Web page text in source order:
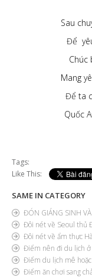
Sau
Để
Chúc
Mang
Để ta
Quốc
Tags:
Like This:
SAME IN CATEGORY
ĐÓN GIÁNG SINH
Đôi nét về Seoul thủ
Đôi nét về ẩm thực
Điểm nên đi du lịch
Điểm du lịch mê
Điểm ăn chơi sang